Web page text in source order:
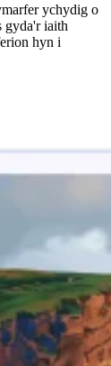
ychydig o
gyda'r iaith
hyn i